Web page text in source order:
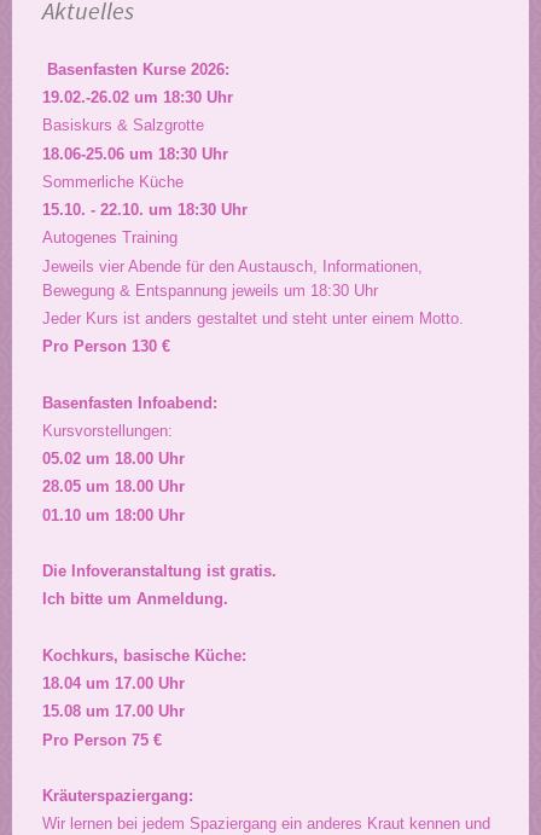
Aktuelles
Basenfasten Kurse 2026:
19.02.-26.02 um 18:30 Uhr
Basiskurs & Salzgrotte
18.06-25.06 um 18:30 Uhr
Sommerliche Küche
15.10. - 22.10. um 18:30 Uhr
Autogenes Training
Jeweils vier Abende für den Austausch, Informationen,
Bewegung & Entspannung jeweils um 18:30 Uhr
Jeder Kurs ist anders gestaltet und steht unter einem Motto.
Pro Person 130 €
Basenfasten Infoabend:
Kursvorstellungen:
05.02 um 18.00 Uhr
28.05 um 18.00 Uhr
01.10 um 18:00 Uhr
Die Infoveranstaltung ist gratis.
Ich bitte um Anmeldung.
Kochkurs, basische Küche:
18.04 um 17.00 Uhr
15.08 um 17.00 Uhr
Pro Person 75 €
Kräuterspaziergang:
Wir lernen bei jedem Spaziergang ein anderes Kraut kennen und